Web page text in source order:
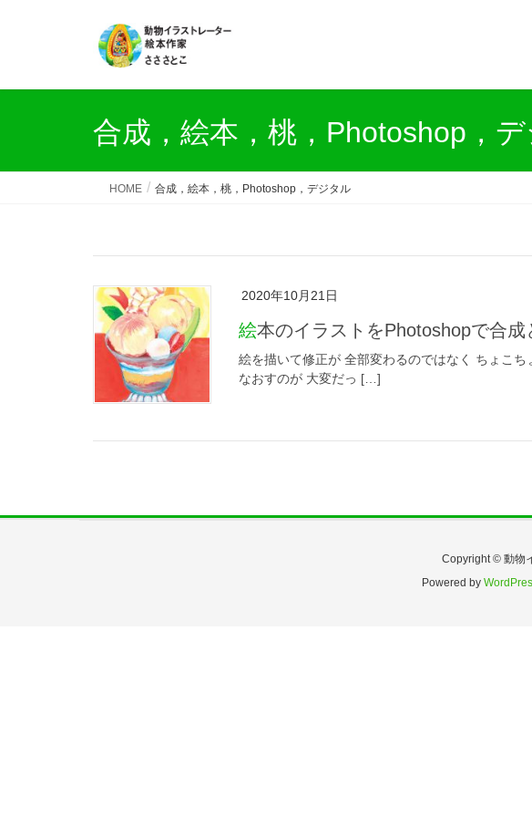
合成，絵本，桃，Photoshop，
HOME 合成，絵本，桃，Photoshop，デジタル
2020年10月21日
絵本のイラストをPhotoshopで合
絵を描いて修正が 全部変わるのではなく ちょこ
なおすのが 大変だっ […]
Copyright © 動物
Powered by